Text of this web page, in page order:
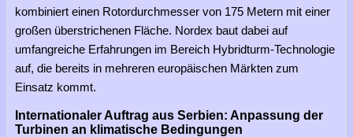
kombiniert einen Rotordurchmesser von 175 Metern mit einer
großen überstrichenen Fläche. Nordex baut dabei auf
umfangreiche Erfahrungen im Bereich Hybridturm-Technologie
auf, die bereits in mehreren europäischen Märkten zum
Einsatz kommt.
Internationaler Auftrag aus Serbien: Anpassung der
Turbinen an klimatische Bedingungen